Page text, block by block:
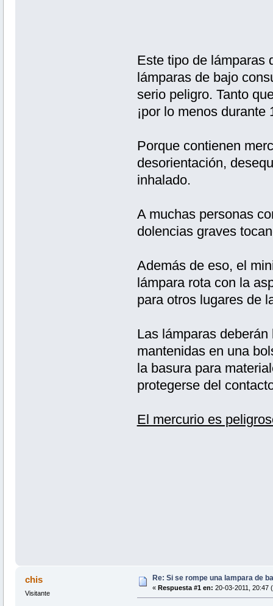
Este tipo de lámparas
lámparas de bajo
serio peligro. Tanto
¡por lo menos
Porque contienen
desorientación,
inhalado.
A muchas personas
dolencias graves
Además de eso, el
lámpara rota con la
para otros lugares de
Las lámparas
mantenidas en una
la basura para
protegerse del
El mercurio es
chis
Visitante
Re: Si se rompe una lampara de
« Respuesta #1 en: 20-03-2011, 20:47